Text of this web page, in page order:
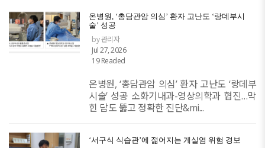
온병원, ‘총담관암 의심’ 환자 고난도 ‘랑데부시
술’ 성공
by 관리자
Jul 27, 2026
19 Readed
온병원, ‘총담관암 의심’ 환자 고난도 ‘랑데부
시술’ 성공 소화기내과-영상의학과 협진…막
힌 담도 뚫고 정확한 진단&mi...
‘서구식 식습관’에 젊어지는 게실염 위험 경보